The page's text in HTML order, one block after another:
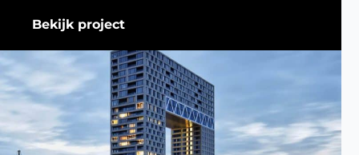
Bekijk project